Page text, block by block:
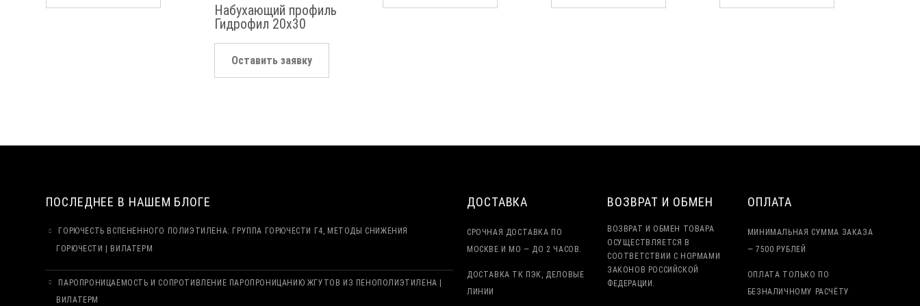
Набухающий профиль
Гидрофил 20х30
Оставить заявку
ПОСЛЕДНЕЕ В НАШЕМ БЛОГЕ
ГОРЮЧЕСТЬ ВСПЕНЕННОГО ПОЛИЭТИЛЕНА: ГРУППА ГОРЮЧЕСТИ Г4, МЕТОДЫ СНИЖЕНИЯ
ГОРЮЧЕСТИ | ВИЛАТЕРМ
ПАРОПРОНИЦАЕМОСТЬ И СОПРОТИВЛЕНИЕ ПАРОПРОНИЦАНИЮ ЖГУТОВ ИЗ ПЕНОПОЛИЭТИЛЕНА |
ВИЛАТЕРМ
ДОСТАВКА
СРОЧНАЯ ДОСТАВКА ПО
МОСКВЕ И МО — ДО 2 ЧАСОВ.
ДОСТАВКА ТК ПЭК, ДЕЛОВЫЕ
ЛИНИИ
ВОЗВРАТ И ОБМЕН
ВОЗВРАТ И ОБМЕН ТОВАРА
ОСУЩЕСТВЛЯЕТСЯ В
СООТВЕТСТВИИ С НОРМАМИ
ЗАКОНОВ РОССИЙСКОЙ
ФЕДЕРАЦИИ.
ОПЛАТА
МИНИМАЛЬНАЯ СУММА ЗАКАЗА
— 7500 РУБЛЕЙ
ОПЛАТА ТОЛЬКО ПО
БЕЗНАЛИЧНОМУ РАСЧЁТУ